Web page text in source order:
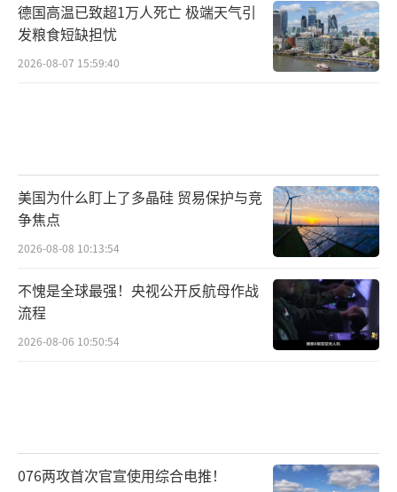
德国高温已致超1万人死亡 极端天气引
发粮食短缺担忧
2026-08-07 15:59:40
美国为什么盯上了多晶硅 贸易保护与竞
争焦点
2026-08-08 10:13:54
不愧是全球最强！央视公开反航母作战
流程
2026-08-06 10:50:54
076两攻首次官宣使用综合电推！